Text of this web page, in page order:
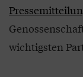
wichtigsten